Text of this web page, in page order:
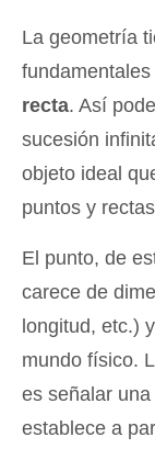
La geometría
recta. Así
sucesión
objeto ideal
puntos y
El punto, de
carece de
longitud, etc.)
mundo físico.
es señalar
establece a